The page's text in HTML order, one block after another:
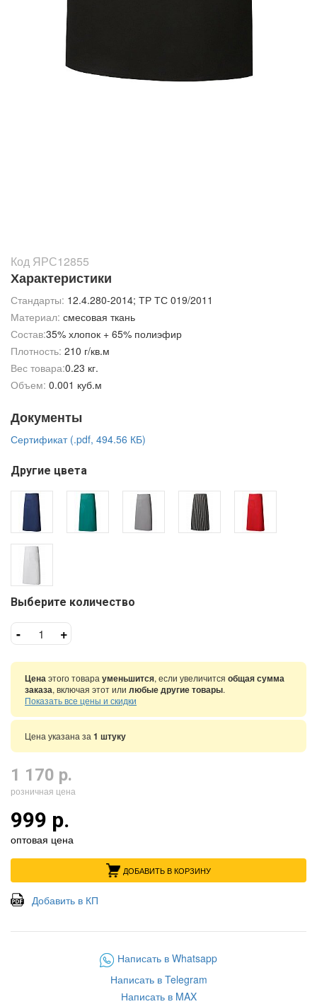
Код ЯРС12855
Характеристики
Стандарты: 12.4.280-2014; ТР ТС 019/2011
Материал: смесовая ткань
Состав:35% хлопок + 65% полиэфир
Плотность: 210 г/кв.м
Вес товара:0.23 кг.
Объем: 0.001 куб.м
Документы
Сертификат (.pdf, 494.56 КБ)
Другие цвета
Выберите количество
- +
Ценаэтого товара уменьшится, если увеличится общая сумма
заказа, включая этот или любые другие товары.
Показать все цены и скидки
Цена указана за 1 штуку
1 170 р.
розничная цена
999 р.
оптовая цена
ДОБАВИТЬ В КОРЗИНУ
Добавить в КП
Написать в Whatsapp
Написать в Telegram
Написать в MAX